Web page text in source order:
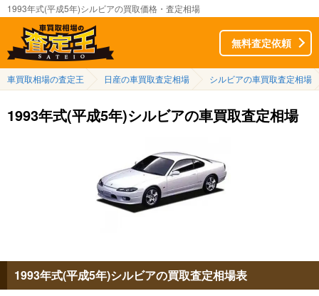
1993年式(平成5年)シルビアの買取価格・査定相場
無料査定依頼
車買取相場の査定王 日産の車買取査定相場 シルビアの車買取査定相場
1993年式(平成5年)シルビアの車買取査定相場
1993年式(平成5年)シルビアの買取査定相場表